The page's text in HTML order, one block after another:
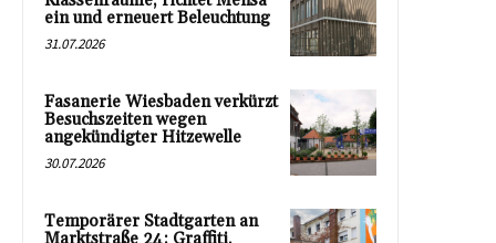
ein und erneuert Beleuchtung
31.07.2026
Fasanerie Wiesbaden verkürzt
Besuchszeiten wegen
angekündigter Hitzewelle
30.07.2026
Temporärer Stadtgarten an
Marktstraße 24: Graffiti,